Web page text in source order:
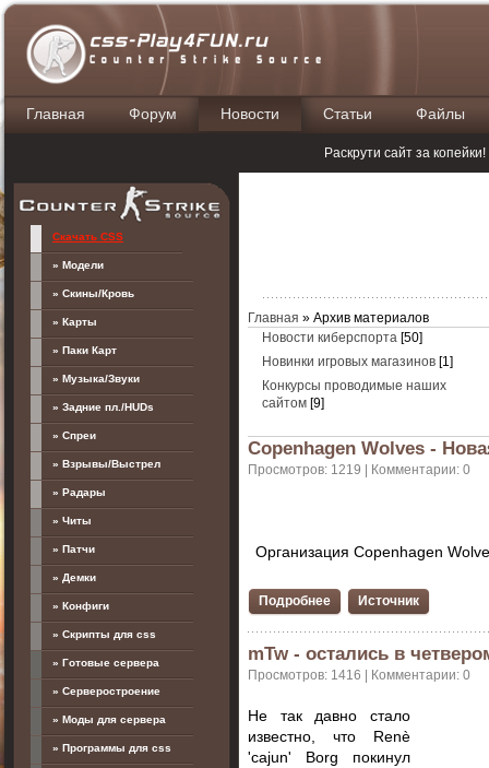
Главная Форум Новости Статьи Файлы
Раскрути сайт за
Главная » Архив материалов
Новости киберспорта [50]
Новинки игровых магазинов [1]
Конкурсы проводимые наших
сайтом [9]
Copenhagen Wolves -
Просмотров: 1219 | Комментарии: 0
Организация Copenhagen
Подробнее Источник
mTw - остались в
Просмотров: 1416 | Комментарии: 0
Не так давно стало
известно, что Renè
'cajun' Borg покинул
Скачать CSS
» Модели
» Скины/Кровь
» Карты
» Паки Карт
» Музыка/Звуки
» Задние пл./HUDs
» Спреи
» Взрывы/Выстрел
» Радары
» Читы
» Патчи
» Демки
» Конфиги
» Скрипты для css
» Готовые сервера
» Серверостроение
» Моды для сервера
» Программы для css